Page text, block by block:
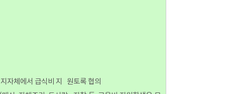
자체에서 급식비 지 원토록 협의